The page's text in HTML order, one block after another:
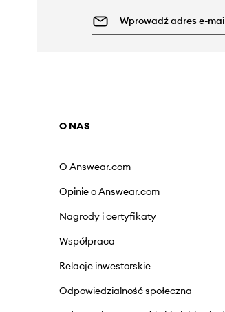
O NAS
O Answear.com
Opinie o Answear.com
Nagrody i certyfikaty
Współpraca
Relacje inwestorskie
Odpowiedzialność społeczna